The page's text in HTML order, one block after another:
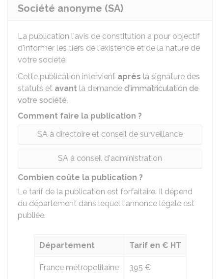
Société anonyme (SA)
La publication l'avis de constitution a pour objectif
d'informer les tiers de l'existence et de la nature de
votre société.
Cette publication intervient après la signature des
statuts et avant la demande d'immatriculation de
votre société.
Comment faire la publication ?
SA à directoire et conseil de surveillance
SA à conseil d'administration
Combien coûte la publication ?
Le tarif de la publication est forfaitaire. Il dépend
du département dans lequel l'annonce légale est
publiée.
Département Tarif en € HT
France métropolitaine
395 €